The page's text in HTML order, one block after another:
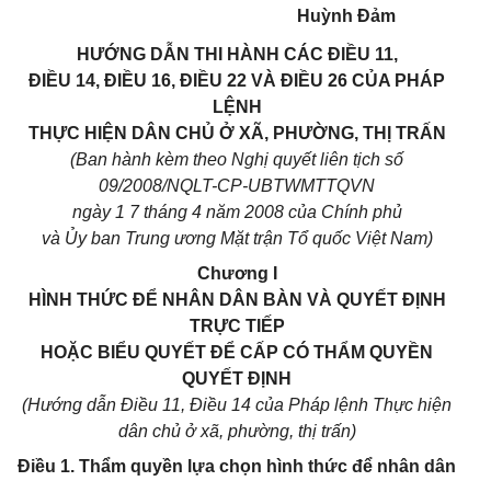
Huỳnh Đảm
HƯỚNG DẪN THI HÀNH CÁC ĐIỀU 11,
ĐIỀU 14, ĐIỀU 16, ĐIỀU 22 VÀ ĐIỀU 26 CỦA PHÁP
LỆNH
THỰC HIỆN DÂN CHỦ Ở XÃ, PHƯỜNG, THỊ TRẤN
(Ban hành kèm theo Nghị quyết liên tịch số
09/2008/NQLT-CP-UBTWMTTQVN
ngày 1 7 tháng 4 năm 2008 của Chính phủ
và Ủy ban Trung ương Mặt trận Tổ quốc Việt Nam)
Chương I
HÌNH THỨC ĐỂ NHÂN DÂN BÀN VÀ QUYẾT ĐỊNH
TRỰC TIẾP
HOẶC BIỂU QUYẾT ĐỂ CẤP CÓ THẨM QUYỀN
QUYẾT ĐỊNH
(Hướng dẫn Điều 11, Điều 14 của Pháp lệnh Thực hiện
dân chủ ở xã, phường, thị trấn)
Điều 1. Thẩm quyền lựa chọn hình thức để nhân dân